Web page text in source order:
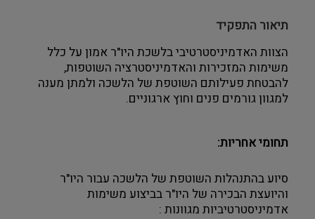
תיאור התפקיד
משימות המזכירות והאדמיניסטרציה השוטפות,
למגוון גורמים פנים וחוץ ארגוניים.
תחומי אחריות:
והיועצת הבכירה של היו"ר בביצוע משימות
אדמיניסטרטיביות מגוונות :